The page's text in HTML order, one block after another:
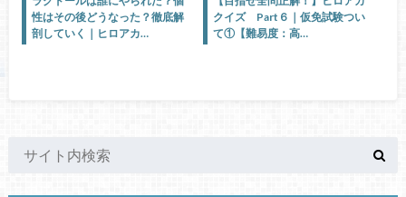
性はその後どうなった？徹底解
剖していく｜ヒロアカ…
クイズ Part６｜仮免試験つい
て①【難易度：高…